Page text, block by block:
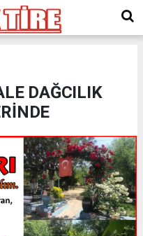
DAĞCILIK